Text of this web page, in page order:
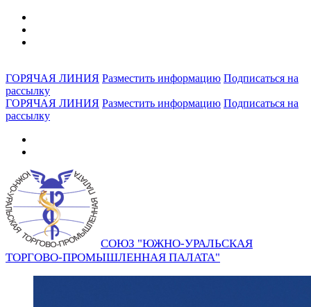
ГОРЯЧАЯ ЛИНИЯ Разместить информацию Подписаться на
рассылку
ГОРЯЧАЯ ЛИНИЯ Разместить информацию Подписаться на
рассылку
СОЮЗ "ЮЖНО-УРАЛЬСКАЯ
ТОРГОВО-ПРОМЫШЛЕННАЯ ПАЛАТА"